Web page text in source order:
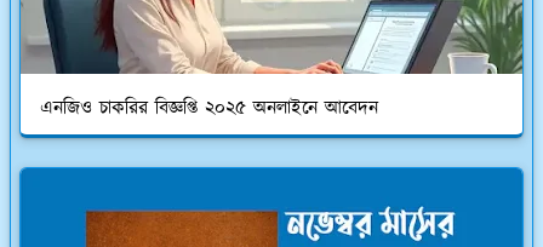
এনজিও চাকরির বিজ্ঞপ্তি ২০২৫ অনলাইনে আবেদন